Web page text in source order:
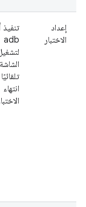
إعداد
الاختبار
تنفيذ
adb
الشاشة
انتهاء